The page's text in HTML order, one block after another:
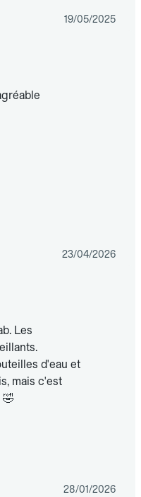
19/05/2025
23/04/2026
Les
d'eau et
mais c'est
🤣
28/01/2026